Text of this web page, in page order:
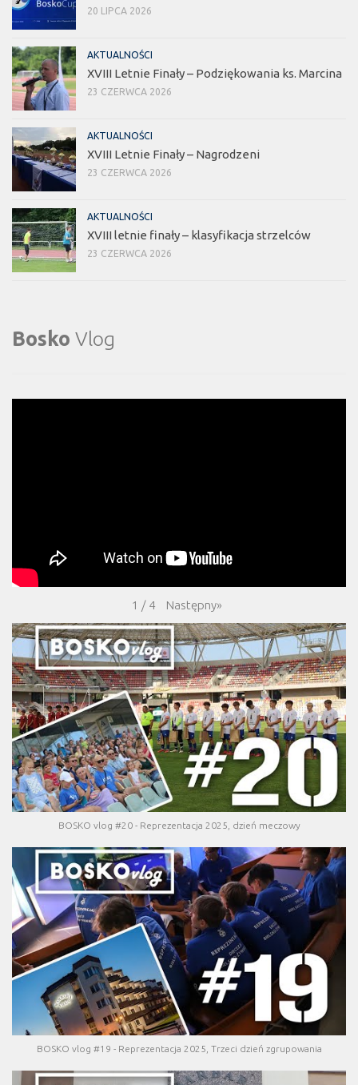
20 LIPCA 2026
AKTUALNOŚCI
XVIII Letnie Finały – Podziękowania ks. Marcina
23 CZERWCA 2026
AKTUALNOŚCI
XVIII Letnie Finały – Nagrodzeni
23 CZERWCA 2026
AKTUALNOŚCI
XVIII letnie finały – klasyfikacja strzelców
23 CZERWCA 2026
Bosko Vlog
1 / 4 Następny»
BOSKO vlog #20 - Reprezentacja 2025, dzień meczowy
BOSKO vlog #19 - Reprezentacja 2025, Trzeci dzień zgrupowania